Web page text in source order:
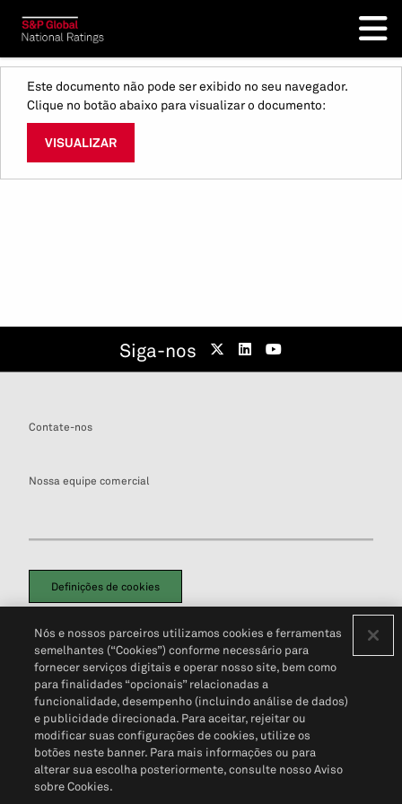
Este documento não pode ser exibido no seu navegador.
Clique no botão abaixo para visualizar o documento:
VISUALIZAR
Siga-nos
Contate-nos
Nossa equipe comercial
Definições de cookies
Política de PrivacidadePortal de privacidade do cliente (em inglês)
Não Venda Minhas Informações Pessoais© 2026 S&P Global
Nós e nossos parceiros utilizamos cookies e ferramentas
semelhantes (“Cookies”) conforme necessário para
fornecer serviços digitais e operar nosso site, bem como
para finalidades “opcionais” relacionadas a
funcionalidade, desempenho (incluindo análise de dados)
e publicidade direcionada. Para aceitar, rejeitar ou
modificar suas configurações de cookies, utilize os
botões neste banner. Para mais informações ou para
alterar sua escolha posteriormente, consulte nosso Aviso
sobre Cookies.